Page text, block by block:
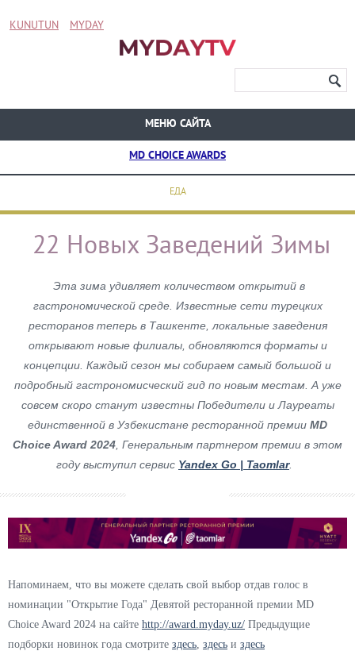
KUNUTUN MYDAY
МЕНЮ САЙТА
MD CHOICE AWARDS
ЕДА
22 Новых Заведений Зимы
Эта зима удивляет количеством открытий в
гастрономической среде. Известные сети турецких
ресторанов теперь в Ташкенте, локальные заведения
открывают новые филиалы, обновляются форматы и
концепции. Каждый сезон мы собираем самый большой и
подробный гастрономисческий гид по новым местам. А уже
совсем скоро станут известны Победители и Лауреаты
единственной в Узбекистане ресторанной премии MD
Choice Award 2024 , Генеральным партнером премии в этом
году выступил сервис Yandex Go | Taomlar.
Напоминаем, что вы можете сделать свой выбор отдав голос в
номинации "Открытие Года" Девятой ресторанной премии MD
Choice Award 2024 на сайте http://award.myday.uz/ ​Предыдущие
подборки новинок года смотрите здесь здесь и здесь